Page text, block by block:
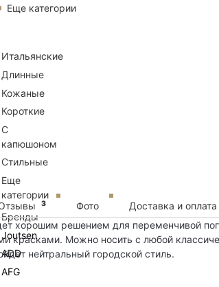
Еще категории
Итальянские
Длинные
Кожаные
Короткие
С
капюшоном
Стильные
Еще
категории
Бренды
Joutsen
ADD
AFG
3 Фото
Доставка и оплата
хорошим решением для переменчивой
красками. Можно носить с любой
нейтральный городской стиль.